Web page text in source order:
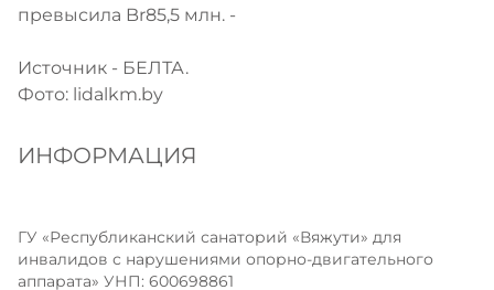
превысила Br85,5 млн. -
Источник - БЕЛТА.
Фото: lidalkm.by
ИНФОРМАЦИЯ
ГУ «Республиканский санаторий «Вяжути» для
инвалидов с нарушениями опорно-двигательного
аппарата» УНП: 600698861